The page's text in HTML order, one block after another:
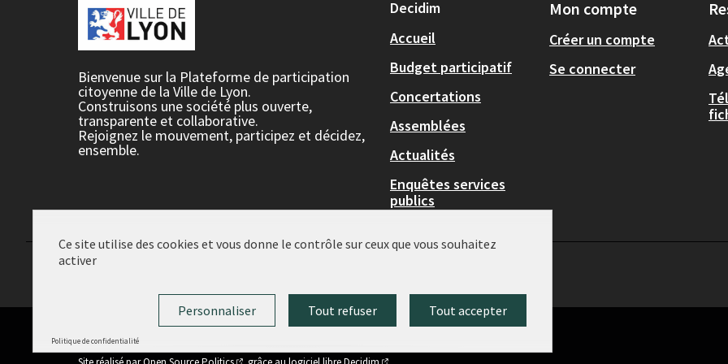
Bienvenue sur la Plateforme de participation
citoyenne de la Ville de Lyon.
Construisons une société plus ouverte,
transparente et collaborative.
Rejoignez le mouvement, participez et décidez,
ensemble.
Decidim
Accueil
Budget participatif
Concertations
Assemblées
Actualités
Enquêtes services
publics
Mon compte
Créer un compte
Se connecter
(Lien externe)
Ce site utilise des cookies et vous donne le contrôle sur ceux que vous souhaitez
activer
Tout accepter
Tout refuser
Personnaliser
Politique de confidentialité